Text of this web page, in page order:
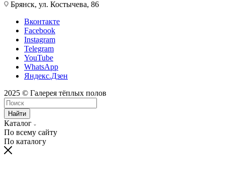
Брянск, ул. Костычева, 86
Вконтакте
Facebook
Instagram
Telegram
YouTube
WhatsApp
Яндекс.Дзен
2025 © Галерея тёплых полов
Найти
Каталог
По всему сайту
По каталогу